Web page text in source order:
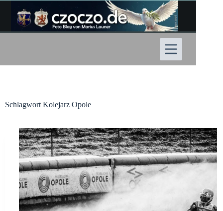
Inhalt
springen
Schlagwort Kolejarz Opole